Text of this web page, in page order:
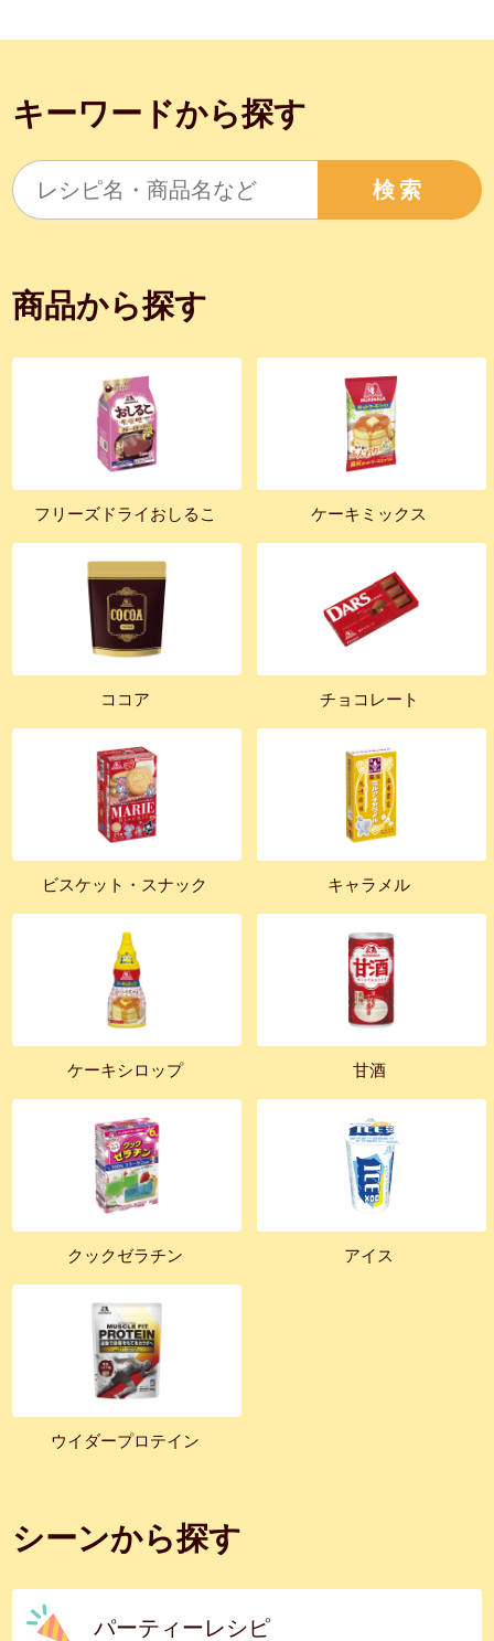
キーワードから探す
検索
商品から探す
フリーズドライおしるこ ケーキミックス
ココア チョコレート
ビスケット・スナック キャラメル
ケーキシロップ 甘酒
クックゼラチン アイス
ウイダープロテイン
シーンから探す
パーティーレシピ